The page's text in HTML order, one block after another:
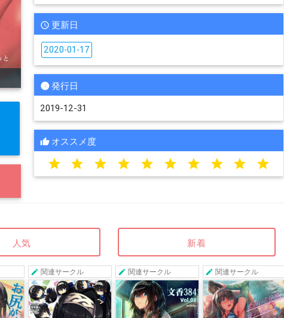
更新日
2020-01-17
発行日
2019-12-31
オススメ度
star star star star star star star star star star
人気 新着
関連サークル 関連サークル 関連サークル